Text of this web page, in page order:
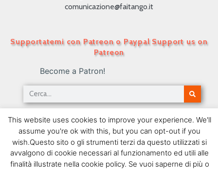
comunicazione@faitango.it
Supportatemi con Patreon o Paypal Support us on
Patreon
Become a Patron!
Tango Podcast in Italiano – Numero 76 –
L’evoluzione del canto
10/05/2010
SEGUIMI SU FACEBOOK
This website uses cookies to improve your experience. We'll
assume you're ok with this, but you can opt-out if you
wish.Questo sito o gli strumenti terzi da questo utilizzati si
avvalgono di cookie necessari al funzionamento ed utili alle
finalità illustrate nella cookie policy. Se vuoi saperne di più o